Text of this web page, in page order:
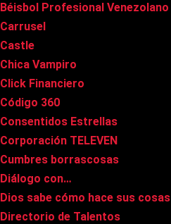
Béisbol Profesional Venezolano
Carrusel
Castle
Chica Vampiro
Click Financiero
Código 360
Consentidos Estrellas
Corporación TELEVEN
Cumbres borrascosas
Diálogo con…
Dios sabe cómo hace sus cosas
Directorio de Talentos